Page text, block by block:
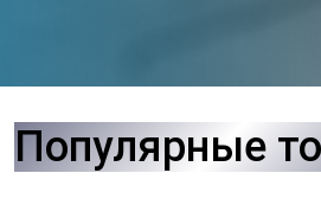
Популярные